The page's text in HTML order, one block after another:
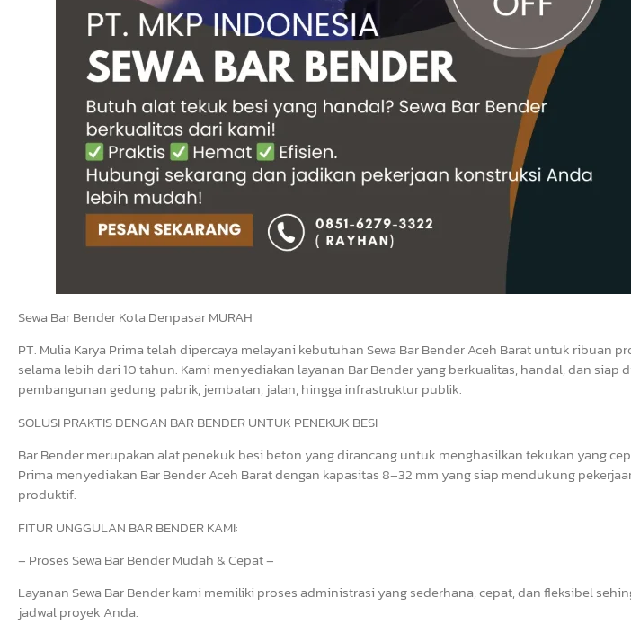
Sewa Bar Bender Kota Denpasar MURAH
PT. Mulia Karya Prima telah dipercaya melayani kebutuhan Sewa Bar Bender Aceh Barat untuk ribuan
selama lebih dari 10 tahun. Kami menyediakan layanan Bar Bender yang berkualitas, handal, dan siap
pembangunan gedung, pabrik, jembatan, jalan, hingga infrastruktur publik.
SOLUSI PRAKTIS DENGAN BAR BENDER UNTUK PENEKUK BESI
Bar Bender merupakan alat penekuk besi beton yang dirancang untuk menghasilkan tekukan yang
Prima menyediakan Bar Bender Aceh Barat dengan kapasitas 8–32 mm yang siap mendukung
produktif.
FITUR UNGGULAN BAR BENDER KAMI:
– Proses Sewa Bar Bender Mudah & Cepat –
Layanan Sewa Bar Bender kami memiliki proses administrasi yang sederhana, cepat, dan fleksibel
jadwal proyek Anda.